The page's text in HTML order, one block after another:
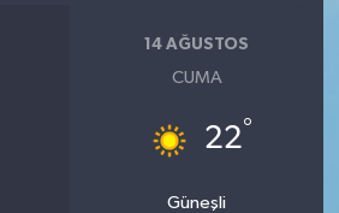
14 AĞUSTOS
CUMA
22°
Güneşli